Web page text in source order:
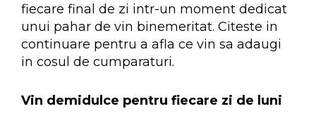
fiecare final de zi intr-un moment dedicat
unui pahar de vin binemeritat. Citeste in
continuare pentru a afla ce vin sa adaugi
in cosul de cumparaturi.
Vin demidulce pentru fiecare zi de luni